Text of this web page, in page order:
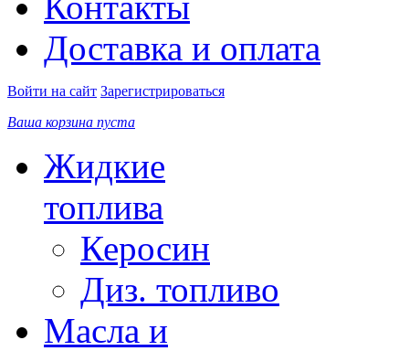
Доставка и оплата
Войти на сайт Зарегистрироваться
Ваша корзина пуста
Жидкие
топлива
Керосин
Диз. топливо
Масла и